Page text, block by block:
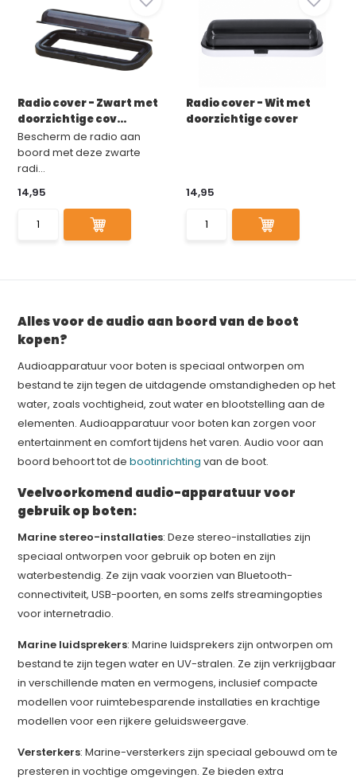
Radio cover - Zwart met
doorzichtige cov...
Bescherm de radio aan
boord met deze zwarte
radi...
14,95
Radio cover - Wit met
doorzichtige cover
14,95
Alles voor de audio aan boord van de boot
kopen?
Audioapparatuur voor boten is speciaal ontworpen om
bestand te zijn tegen de uitdagende omstandigheden op het
water, zoals vochtigheid, zout water en blootstelling aan de
elementen. Audioapparatuur voor boten kan zorgen voor
entertainment en comfort tijdens het varen. Audio voor aan
boord behoort tot debootinrichting van de boot.
Veelvoorkomend audio-apparatuur voor
gebruik op boten:
Marine stereo-installaties: Deze stereo-installaties zijn
speciaal ontworpen voor gebruik op boten en zijn
waterbestendig. Ze zijn vaak voorzien van Bluetooth-
connectiviteit, USB-poorten, en soms zelfs streamingopties
voor internetradio.
Marine luidsprekers: Marine luidsprekers zijn ontworpen om
bestand te zijn tegen water en UV-stralen. Ze zijn verkrijgbaar
in verschillende maten en vermogens, inclusief compacte
modellen voor ruimtebesparende installaties en krachtige
modellen voor een rijkere geluidsweergave.
Versterkers: Marine-versterkers zijn speciaal gebouwd om te
presteren in vochtige omgevingen. Ze bieden extra
Klaar voor jouw volgende avontuur?
Schrijf je in en ontvang direct 10% korting op je eerste bestelling.
Email
SCHRIJF MIJ IN!